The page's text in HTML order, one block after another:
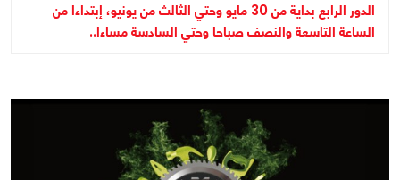
الدور الرابع بداية من 30 مايو وحتي الثالث من يونيو، إبتداءا من
الساعة التاسعة والنصف صباحا وحتي السادسة مساءا..